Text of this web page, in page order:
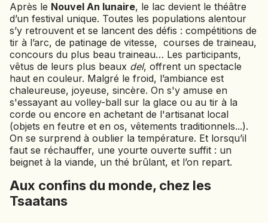
TURKMÉNISTAN
TURQUIE
VIETNAM
ZANZIBAR
Après le Nouvel An lunaire, le lac devient le théâtre
d’un festival unique. Toutes les populations alentour
s’y retrouvent et se lancent des défis : compétitions de
tir à l’arc, de patinage de vitesse, courses de traineau,
concours du plus beau traineau… Les participants,
vêtus de leurs plus beaux del, offrent un spectacle
haut en couleur. Malgré le froid, l’ambiance est
chaleureuse, joyeuse, sincère. On s'y amuse en
s'essayant au volley-ball sur la glace ou au tir à la
corde ou encore en achetant de l'artisanat local
(objets en feutre et en os, vêtements traditionnels...).
On se surprend à oublier la température. Et lorsqu’il
faut se réchauffer, une yourte ouverte suffit : un
beignet à la viande, un thé brûlant, et l’on repart.
Aux confins du monde, chez les
Tsaatans